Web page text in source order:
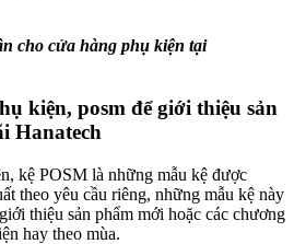
cho cửa hàng phụ kiện tại
kiện, posm để giới thiệu sản
Hanatech
kệ POSM là những mẫu kệ được
theo yêu cầu riêng, những mẫu kệ này
thiệu sản phẩm mới hoặc các chương
hay theo mùa.